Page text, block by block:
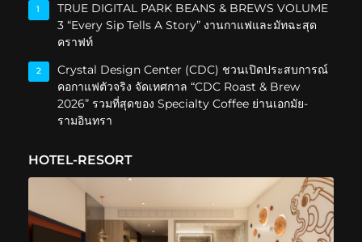
1
TRUE DIGITAL PARK BEANS & BREWS VOLUME
3 “Every Sip Tells A Story” งานกาแฟและมัทฉะสุด
คราฟท์
2
Crystal Design Center (CDC) ชวนเปิดประสบการณ์
คอกาแฟตัวจริง จัดเทศกาล “CDC Roast & Brew
2026” รวมที่สุดของ Specialty Coffee ย่านเอกมัย-
รามอินทรา
HOTEL-RESORT